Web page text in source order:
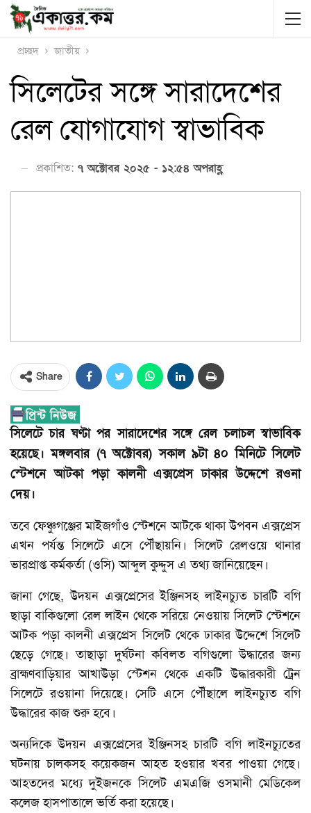
প্রচ্ছদ জাতীয়
সিলেটের সঙ্গে সারাদেশের
রেল যোগাযোগ স্বাভাবিক
প্রকাশিত: ৭ অক্টোবর ২০২৫ - ১২:৫৪ অপরাহ্ণ
Share
সিলেটে চার ঘণ্টা পর সারাদেশের সঙ্গে রেল চলাচল স্বাভাবিক
হয়েছে। মঙ্গলবার (৭ অক্টোবর) সকাল ৯টা ৪০ মিনিটে সিলেট
স্টেশনে আটকা পড়া কালনী এক্সপ্রেস ঢাকার উদ্দেশে রওনা
দেয়।
তবে ফেঞ্চুগঞ্জের মাইজগাঁও স্টেশনে আটকে থাকা উপবন এক্সপ্রেস
এখন পর্যন্ত সিলেটে এসে পৌঁছায়নি। সিলেট রেলওয়ে থানার
ভারপ্রাপ্ত কর্মকর্তা (ওসি) আব্দুল কুদ্দুস এ তথ্য জানিয়েছেন।
জানা গেছে, উদয়ন এক্সপ্রেসের ইঞ্জিনসহ লাইনচ্যুত চারটি বগি
ছাড়া বাকিগুলো রেল লাইন থেকে সরিয়ে নেওয়ায় সিলেট স্টেশনে
আটক পড়া কালনী এক্সপ্রেস সিলেট থেকে ঢাকার উদ্দেশে সিলেট
ছেড়ে গেছে। তাছাড়া দুর্ঘটনা কবিলত বগিগুলো উদ্ধারের জন্য
ব্রাহ্মণবাড়িয়ার আখাউড়া স্টেশন থেকে একটি উদ্ধারকারী ট্রেন
সিলেটে রওয়ানা দিয়েছে। সেটি এসে পৌঁছালে লাইনচ্যুত বগি
উদ্ধারের কাজ শুরু হবে।
অন্যদিকে উদয়ন এক্সপ্রেসের ইঞ্জিনসহ চারটি বগি লাইনচ্যুতের
ঘটনায় চালকসহ কয়েকজন আহত হওয়ার খবর পাওয়া গেছে।
আহতদের মধ্যে দুইজনকে সিলেট এমএজি ওসমানী মেডিকেল
কলেজ হাসপাতালে ভর্তি করা হয়েছে।